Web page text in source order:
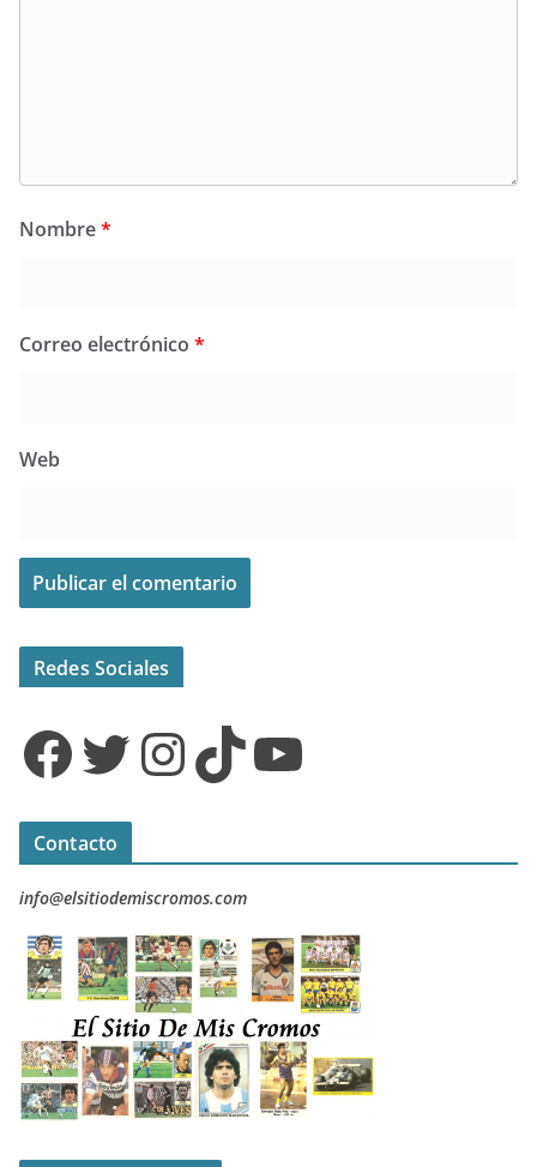
Nombre*
Correo electrónico *
Web
Redes Sociales
Facebook Twitter InstagramTikTok YouTube
Contacto
info@elsitiodemiscromos.com